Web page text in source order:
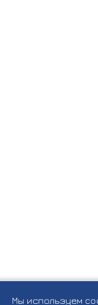
Мы используем